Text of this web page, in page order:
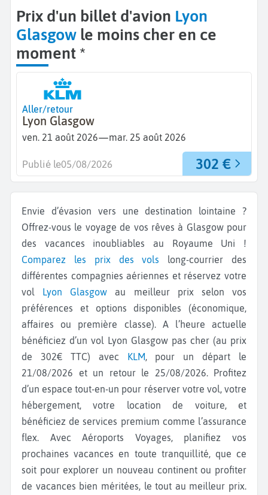
Prix d'un billet d'avion Lyon
Glasgow le moins cher en ce
moment *
Aller/retour
Lyon Glasgow
ven. 21 août 2026—mar. 25 août 2026
302 €
Publié le05/08/2026
Envie d’évasion vers une destination lointaine ?
Offrez-vous le voyage de vos rêves à Glasgow pour
des vacances inoubliables au Royaume Uni !
Comparez les prix des vols long-courrier des
différentes compagnies aériennes et réservez votre
vol Lyon Glasgow au meilleur prix selon vos
préférences et options disponibles (économique,
affaires ou première classe). A l’heure actuelle
bénéficiez d’un vol Lyon Glasgow pas cher (au prix
de 302€ TTC) avec KLM, pour un départ le
21/08/2026 et un retour le 25/08/2026. Profitez
d’un espace tout-en-un pour réserver votre vol, votre
hébergement, votre location de voiture, et
bénéficiez de services premium comme l’assurance
flex. Avec Aéroports Voyages, planifiez vos
prochaines vacances en toute tranquillité, que ce
soit pour explorer un nouveau continent ou profiter
de vacances bien méritées, le tout au meilleur prix.